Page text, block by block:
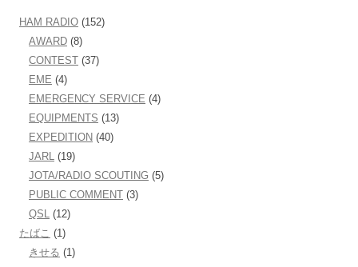
HAM RADIO (152)
AWARD (8)
CONTEST (37)
EME (4)
EMERGENCY SERVICE (4)
EQUIPMENTS (13)
EXPEDITION (40)
JARL (19)
JOTA/RADIO SCOUTING (5)
PUBLIC COMMENT (3)
QSL (12)
たばこ (1)
きせる (1)